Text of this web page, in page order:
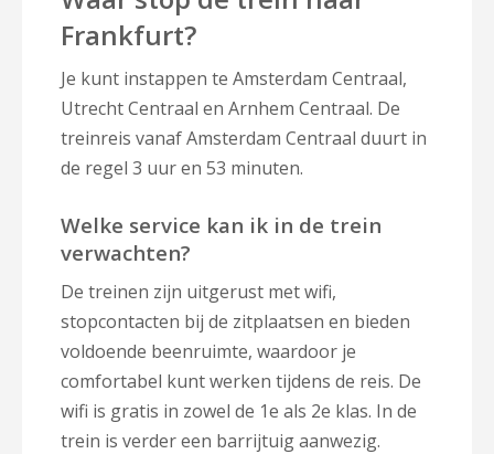
Frankfurt?
Je kunt instappen te Amsterdam Centraal,
Utrecht Centraal en Arnhem Centraal. De
treinreis vanaf Amsterdam Centraal duurt in
de regel 3 uur en 53 minuten.
Welke service kan ik in de trein
verwachten?
De treinen zijn uitgerust met wifi,
stopcontacten bij de zitplaatsen en bieden
voldoende beenruimte, waardoor je
comfortabel kunt werken tijdens de reis. De
wifi is gratis in zowel de 1e als 2e klas. In de
trein is verder een barrijtuig aanwezig.